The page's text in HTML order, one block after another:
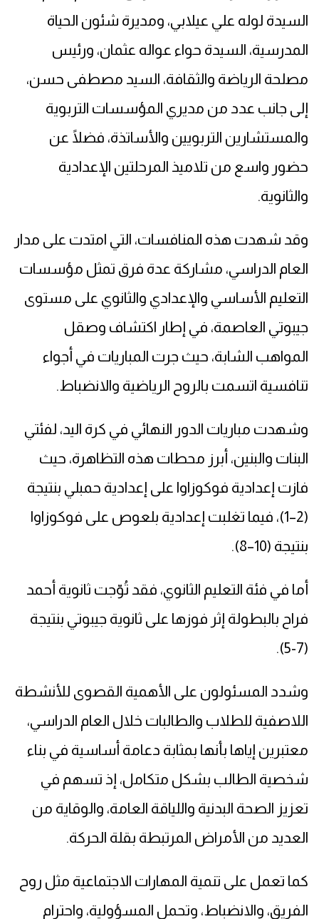
السيدة لوله علي عيلابي، ومديرة شئون الحياة
المدرسية، السيدة حواء عواله عثمان، ورئيس
مصلحة الرياضة والثقافة، السيد مصطفى حسن،
إلى جانب عدد من مديري المؤسسات التربوية
والمستشارين التربويين والأساتذة، فضلًا عن
حضور واسع من تلاميذ المرحلتين الإعدادية
والثانوية.
وقد شهدت هذه المنافسات، التي امتدت على مدار
العام الدراسي، مشاركة عدة فرق تمثل مؤسسات
التعليم الأساسي والإعدادي والثانوي على مستوى
جيبوتي العاصمة، في إطار اكتشاف وصقل
المواهب الشابة، حيث جرت المباريات في أجواء
تنافسية اتسمت بالروح الرياضية والانضباط.
وشهدت مباريات الدور النهائي في كرة اليد، لفئتي
البنات والبنين، أبرز محطات هذه التظاهرة، حيث
فازت إعدادية فوكوزاوا على إعدادية حمبلي بنتيجة
(2–1)، فيما تغلبت إعدادية بلعوص على فوكوزاوا
بنتيجة (10–8).
أما في فئة التعليم الثانوي، فقد تُوّجت ثانوية أحمد
فراح بالبطولة إثر فوزها على ثانوية جيبوتي بنتيجة
(7-5).
وشدد المسئولون على الأهمية القصوى للأنشطة
اللاصفية للطلاب والطالبات خلال العام الدراسي،
معتبرين إياها بأنها بمثابة دعامة أساسية في بناء
شخصية الطالب بشكل متكامل، إذ تسهم في
تعزيز الصحة البدنية واللياقة العامة، والوقاية من
العديد من الأمراض المرتبطة بقلة الحركة.
كما تعمل على تنمية المهارات الاجتماعية مثل روح
الفريق، والانضباط، وتحمل المسؤولية، واحترام